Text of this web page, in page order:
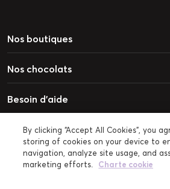
Nos boutiques
Nos chocolats
Besoin d'aide
Cadre légal
Labellisé Entreprise
By clicking “Accept All Cookies”, you
storing of cookies on your device to
navigation, analyze site usage, and
marketing efforts.
Charte cookie